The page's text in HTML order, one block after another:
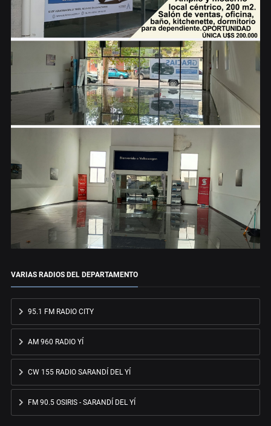
VARIAS RADIOS DEL DEPARTAMENTO
95.1 FM RADIO CITY
AM 960 RADIO YÍ
CW 155 RADIO SARANDÍ DEL YÍ
FM 90.5 OSIRIS - SARANDÍ DEL YÍ